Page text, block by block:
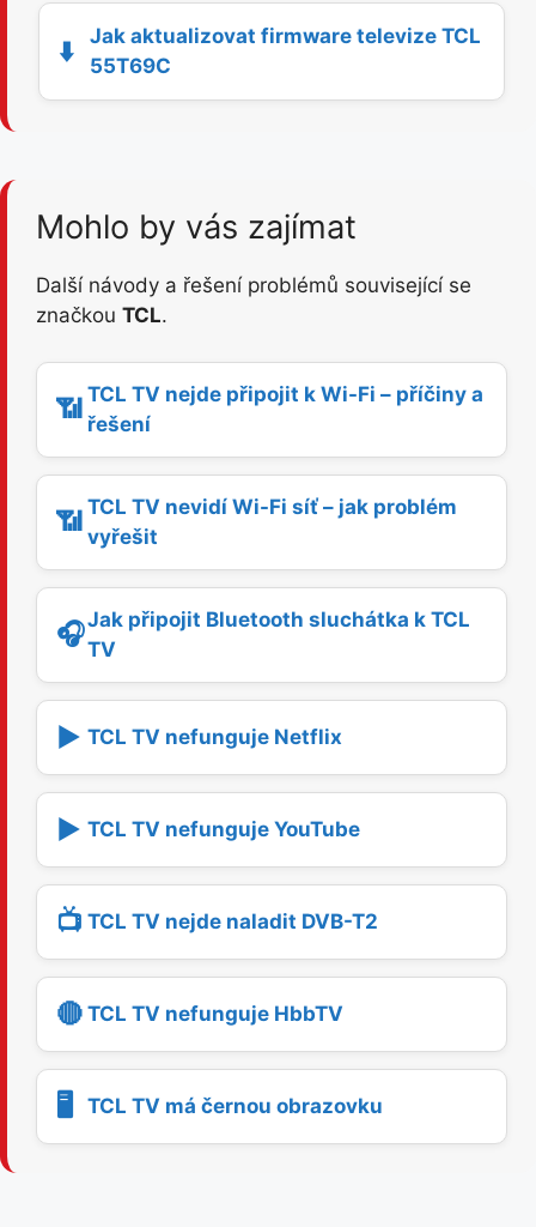
⬇️
Jak aktualizovat firmware televize TCL
55T69C
Mohlo by vás zajímat
Další návody a řešení problémů související se
značkou TCL.
📶 TCL TV nejde připojit k Wi-Fi – příčiny a
řešení
📶 TCL TV nevidí Wi-Fi síť – jak problém
vyřešit
🎧Jak připojit Bluetooth sluchátka k TCL
TV
▶️ TCL TV nefunguje Netflix
▶️ TCL TV nefunguje YouTube
📺 TCL TV nejde naladit DVB-T2
🔴 TCL TV nefunguje HbbTV
🖥️ TCL TV má černou obrazovku